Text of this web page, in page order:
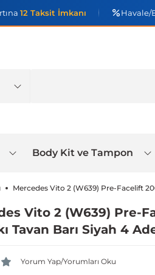
12 Taksit İmkanı Havale/
Body Kit ve Tampon
Mercedes Vito 2 (W639) Pre-Facelift
Vito 2 (W639) Pre-
Tavan Barı Siyah 4
Yorum Yap/Yorumları Oku